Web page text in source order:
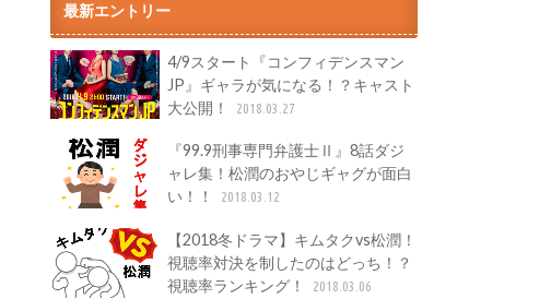
最新エントリー
4/9スタート『コンフィデンスマン
JP』ギャラが気になる！？キャスト
大公開！
2018.03.27
『99.9刑事専門弁護士Ⅱ』8話ダジ
ャレ集！松潤のおやじギャグが面白
い！！
2018.03.12
【2018冬ドラマ】キムタクvs松潤！
視聴率対決を制したのはどっち！？
視聴率ランキング！
2018.03.06